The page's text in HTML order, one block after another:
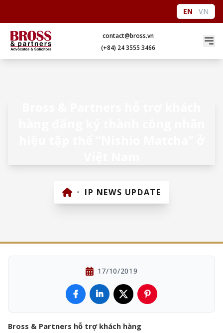
EN VN
contact@bross.vn
(+84) 24 3555 3466
• IP NEWS UPDATE
17/10/2019
Bross & Partners hỗ trợ khách hàng